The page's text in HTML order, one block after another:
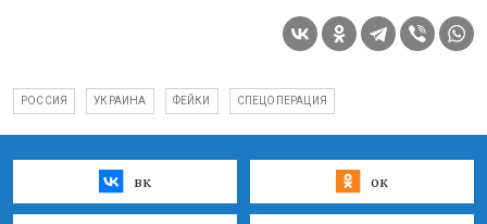
РОССИЯ УКРАИНА ФЕЙКИ СПЕЦОПЕРАЦИЯ
вк ок